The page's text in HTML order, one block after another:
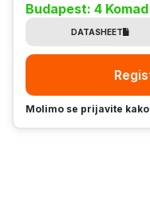
Budapest: 4 Komad
DATASHEET
Molimo se prijavite